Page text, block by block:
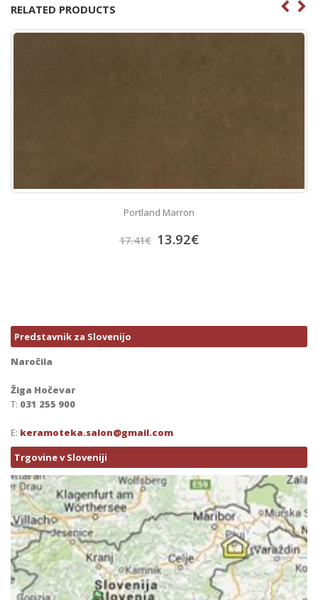
RELATED PRODUCTS
Portland Marron
17.41€ 13.92€
Predstavnik za Slovenijo
Naročila
Žiga Hočevar
T: 031 255 900
E: keramoteka.salon@gmail.com
Trgovine v Sloveniji